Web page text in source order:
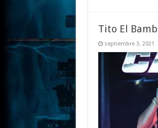
Tito El
septiembre 3, 2021